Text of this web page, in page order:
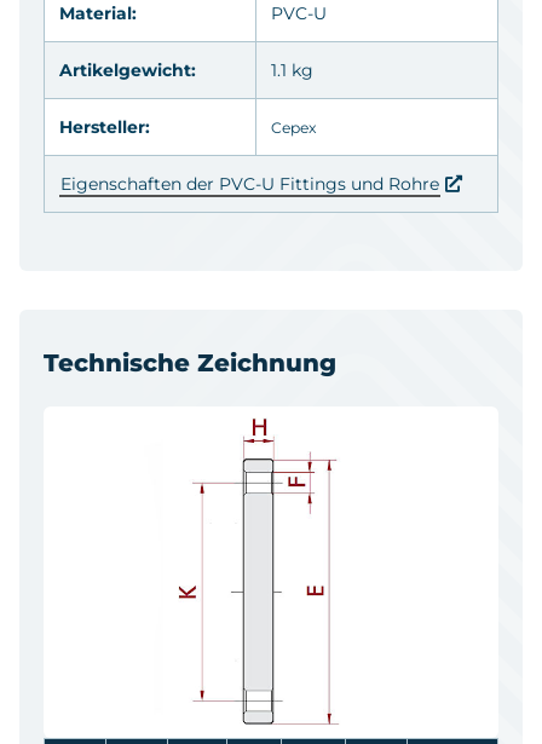
Material: PVC-U
Artikelgewicht: 1.1 kg
Hersteller: Cepex
Eigenschaften der PVC-U Fittings und Rohre
Technische Zeichnung